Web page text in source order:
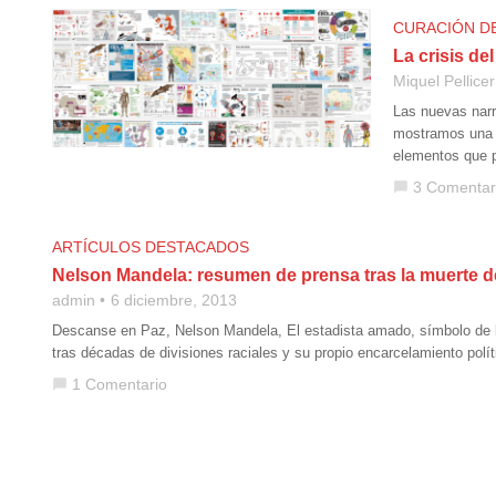
CURACIÓN
La crisis
Miquel Pellicer
Las nuevas
mostramos
elementos que
chat_bubble 3
ARTÍCULOS DESTACADOS
Nelson Mandela: resumen de prensa tras la muerte
admin 6 diciembre, 2013
Descanse en Paz, Nelson Mandela, El estadista amado, símbolo
tras décadas de divisiones raciales y su propio encarcelamiento
chat_bubble 1 Comentario